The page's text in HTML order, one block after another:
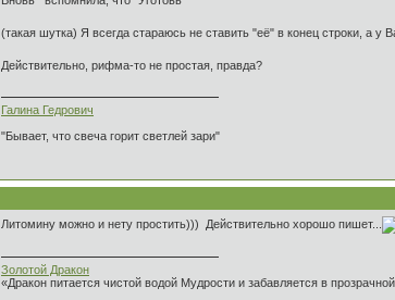
(такая шутка) Я всегда стараюсь не ставить "её" в конец строки, а
Действительно, рифма-то не простая, правда?
Галина Гедрович
"Бывает, что свеча горит светлей зари"
Литомину можно и нету простить))) Действительно хорошо пишет...
Золотой Дракон
«Дракон питается чистой водой Мудрости и забавляется в